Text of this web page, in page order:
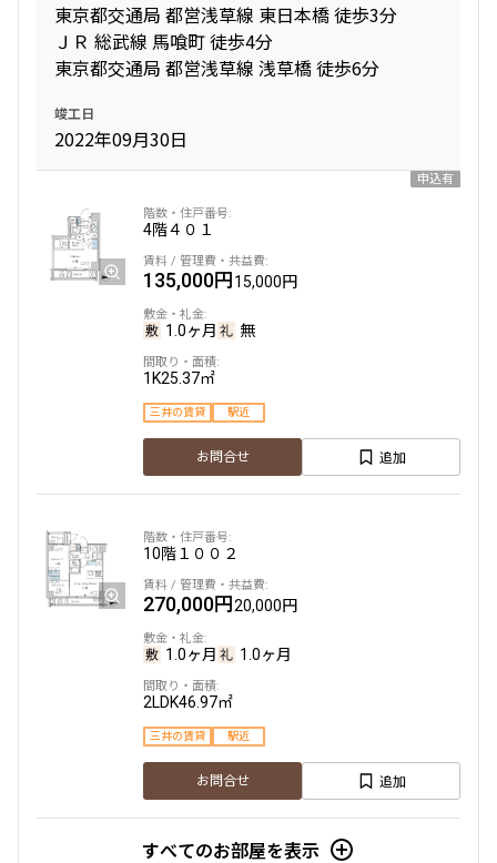
東京都交通局 都営浅草線 東日本橋 徒歩3分
ＪＲ 総武線 馬喰町 徒歩4分
東京都交通局 都営浅草線 浅草橋 徒歩6分
竣工日
2022年09月30日
申込有
4階４０１
135,000円15,000円
1.0ヶ月 無
1K25.37㎡
三井の賃貸 駅近
お問合せ 追加
10階１００２
270,000円20,000円
1.0ヶ月 1.0ヶ月
2LDK46.97㎡
三井の賃貸 駅近
お問合せ 追加
すべてのお部屋を表示